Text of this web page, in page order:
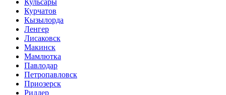
Кульсары
Курчатов
Кызылорда
Ленгер
Лисаковск
Макинск
Мамлютка
Павлодар
Петропавловск
Приозерск
Риддер